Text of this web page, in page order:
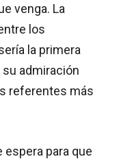
venga. La
los
la primera
admiración
referentes más
espera para que